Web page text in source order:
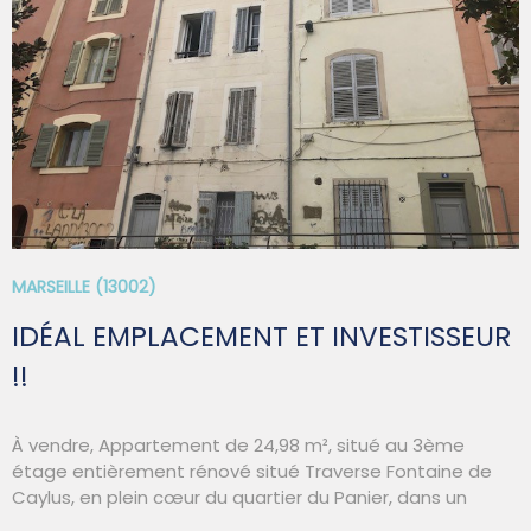
90
MARSEILLE (13002)
IDÉAL EMPLACEMENT ET INVESTISSEUR
!!
À vendre, Appartement de 24,98 m², situé au 3ème
étage entièrement rénové situé Traverse Fontaine de
Caylus, en plein cœur du quartier du Panier, dans un
VOIR LE BIEN